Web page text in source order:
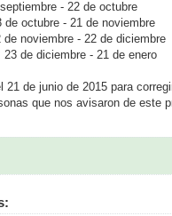
- 22 de octubre
de octubre - 21 de noviembre
de noviembre - 22 de diciembre
23 de diciembre - 21 de enero
21 de junio de 2015 para
que nos avisaron de este